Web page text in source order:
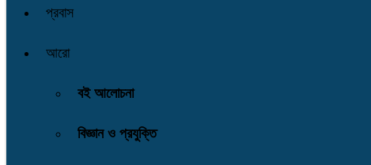
প্রবাস
আরো
বই আলোচনা
বিজ্ঞান ও প্রযুক্তি